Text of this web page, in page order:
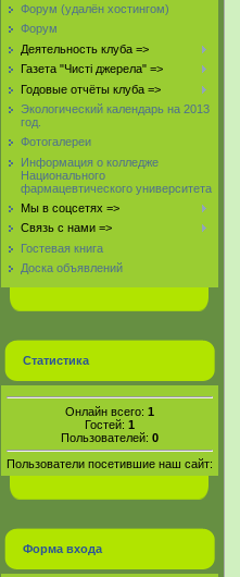
Форум (удалён хостингом)
Форум
Деятельность клуба =>
Газета "Чисті джерела" =>
Годовые отчёты клуба =>
Экологический календарь на 2013
год.
Фотогалереи
Информация о колледже
Национального
фармацевтического университета
Мы в соцсетях =>
Связь с нами =>
Гостевая книга
Доска объявлений
Статистика
Онлайн всего: 1
Гостей: 1
Пользователей: 0
Пользователи посетившие наш сайт:
Форма входа